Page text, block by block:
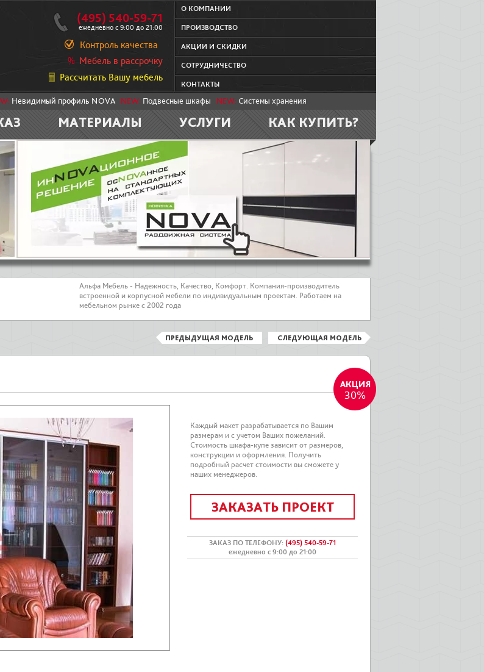
(495) 540-59-71
ежедневно с 9:00 до 21:00
Контроль качества
Мебель в рассрочку
Рассчитать Вашу мебель
О КОМПАНИИ
ПРОИЗВОДСТВО
АКЦИИ И СКИДКИ
СОТРУДНИЧЕСТВО
КОНТАКТЫ
Невидимый профиль NOVA NEW: Подвесные шкафы NEW: Системы хранения
МАТЕРИАЛЫ УСЛУГИ КАК КУПИТЬ?
Альфа Мебель - Надежность, Качество, Комфорт. Компания-производитель
встроенной и корпусной мебели по индивидуальным проектам. Работаем на
мебельном рынке с 2002 года
ПРЕДЫДУЩАЯ МОДЕЛЬ СЛЕДУЮЩАЯ МОДЕЛЬ
Каждый макет разрабатывается по Вашим
размерам и с учетом Ваших пожеланий.
Стоимость шкафа-купе зависит от размеров,
конструкции и оформления. Получить
подробный расчет стоимости вы сможете у
наших менеджеров.
ЗАКАЗАТЬ ПРОЕКТ
ЗАКАЗ ПО ТЕЛЕФОНУ: (495) 540-59-71
ежедневно с 9:00 до 21:00
30%